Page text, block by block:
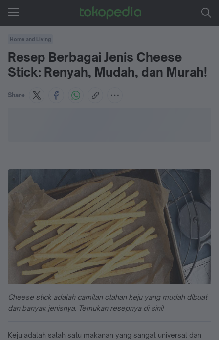
Home and Living
Resep Berbagai Jenis Cheese
Stick: Renyah, Mudah, dan Murah!
Share
Cheese stick adalah camilan olahan keju yang mudah dibuat
dan banyak jenisnya. Temukan resepnya di sini!
Keju adalah salah satu makanan yang sangat universal dan